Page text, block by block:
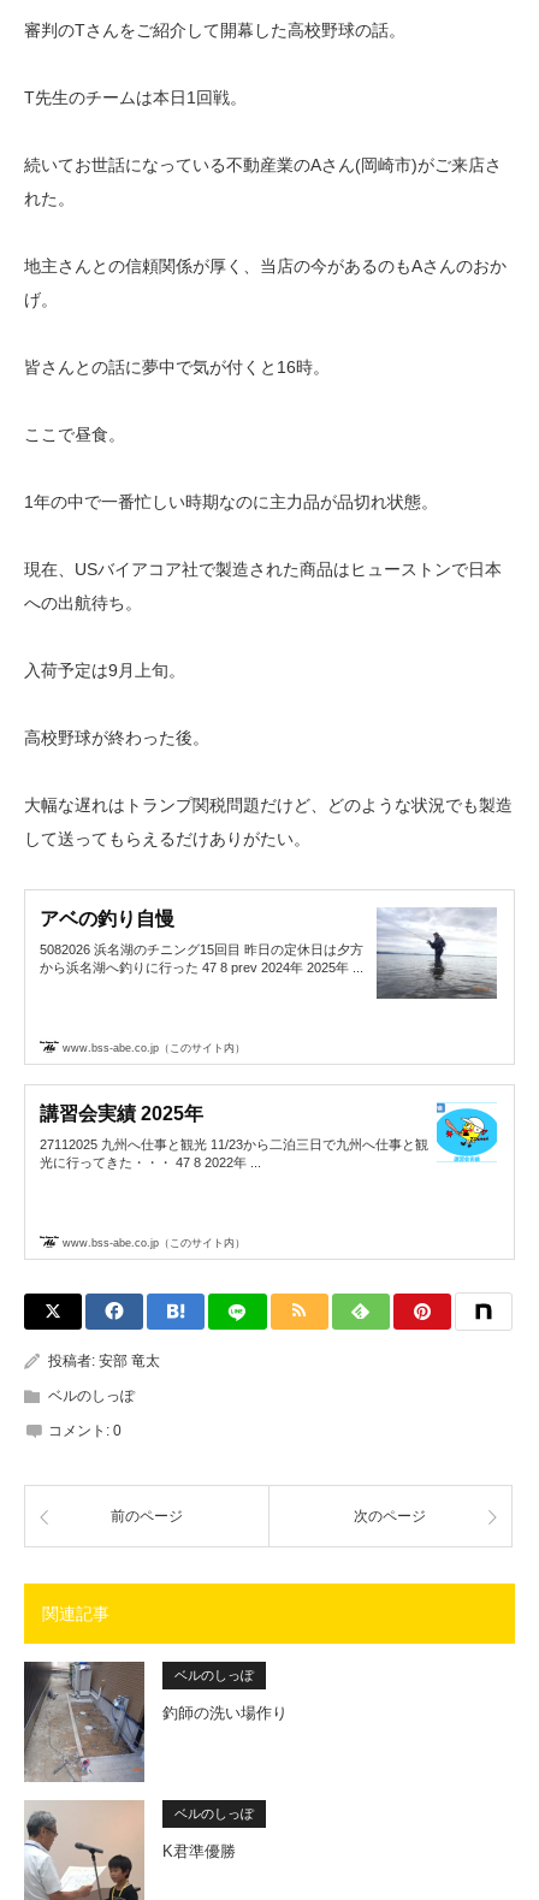
審判のTさんをご紹介して開幕した高校野球の話。
T先生のチームは本日1回戦。
続いてお世話になっている不動産業のAさん(岡崎市)がご来店さ
れた。
地主さんとの信頼関係が厚く、当店の今があるのもAさんのおか
げ。
皆さんとの話に夢中で気が付くと16時。
ここで昼食。
1年の中で一番忙しい時期なのに主力品が品切れ状態。
現在、USバイアコア社で製造された商品はヒューストンで日本
への出航待ち。
入荷予定は9月上旬。
高校野球が終わった後。
大幅な遅れはトランプ関税問題だけど、どのような状況でも製造
して送ってもらえるだけありがたい。
アベの釣り自慢
5082026 浜名湖のチニング15回目 昨日の定休日は夕方
から浜名湖へ釣りに行った 47 8 prev 2024年 2025年 ...
www.bss-abe.co.jp（このサイト内）
講習会実績 2025年
27112025 九州へ仕事と観光 11/23から二泊三日で九州へ仕事と観
光に行ってきた・・・ 47 8 2022年 ...
www.bss-abe.co.jp（このサイト内）
投稿者: 安部 竜太
ベルのしっぽ
コメント: 0
前のページ 次のページ
関連記事
ベルのしっぽ
釣師の洗い場作り
ベルのしっぽ
K君準優勝